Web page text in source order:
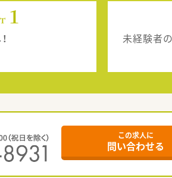
未経験者
この求人に
問い合わせる